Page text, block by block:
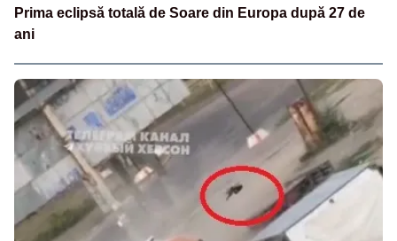
Prima eclipsă totală de Soare din Europa după 27 de
ani